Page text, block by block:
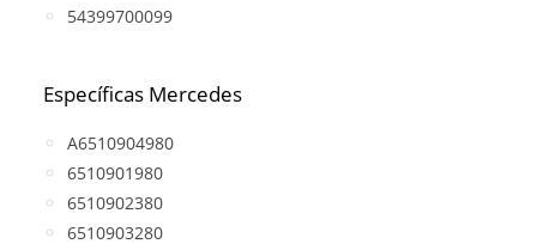
54399700099
Específicas Mercedes
A6510904980
6510901980
6510902380
6510903280